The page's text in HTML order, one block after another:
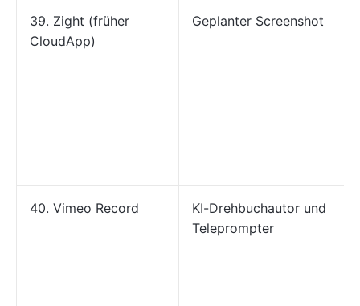
39. Zight (früher
CloudApp)
Geplanter Screenshot
40. Vimeo Record
KI-Drehbuchautor und
Teleprompter